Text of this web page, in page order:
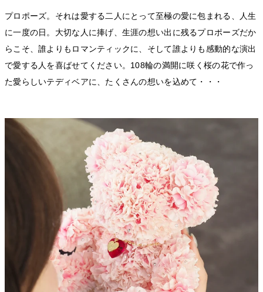
プロポーズ。それは愛する二人にとって至極の愛に包まれる、人生
に一度の日。大切な人に捧げ、生涯の想い出に残るプロポーズだか
らこそ、誰よりもロマンティックに、そして誰よりも感動的な演出
で愛する人を喜ばせてください。108輪の満開に咲く桜の花で作っ
た愛らしいテディベアに、たくさんの想いを込めて・・・